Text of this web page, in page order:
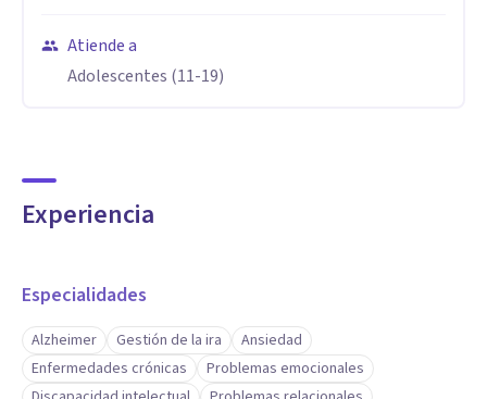
Atiende a
Adolescentes (11-19)
Experiencia
Especialidades
Alzheimer Gestión de la ira
Ansiedad
Enfermedades crónicas
Problemas emocionales